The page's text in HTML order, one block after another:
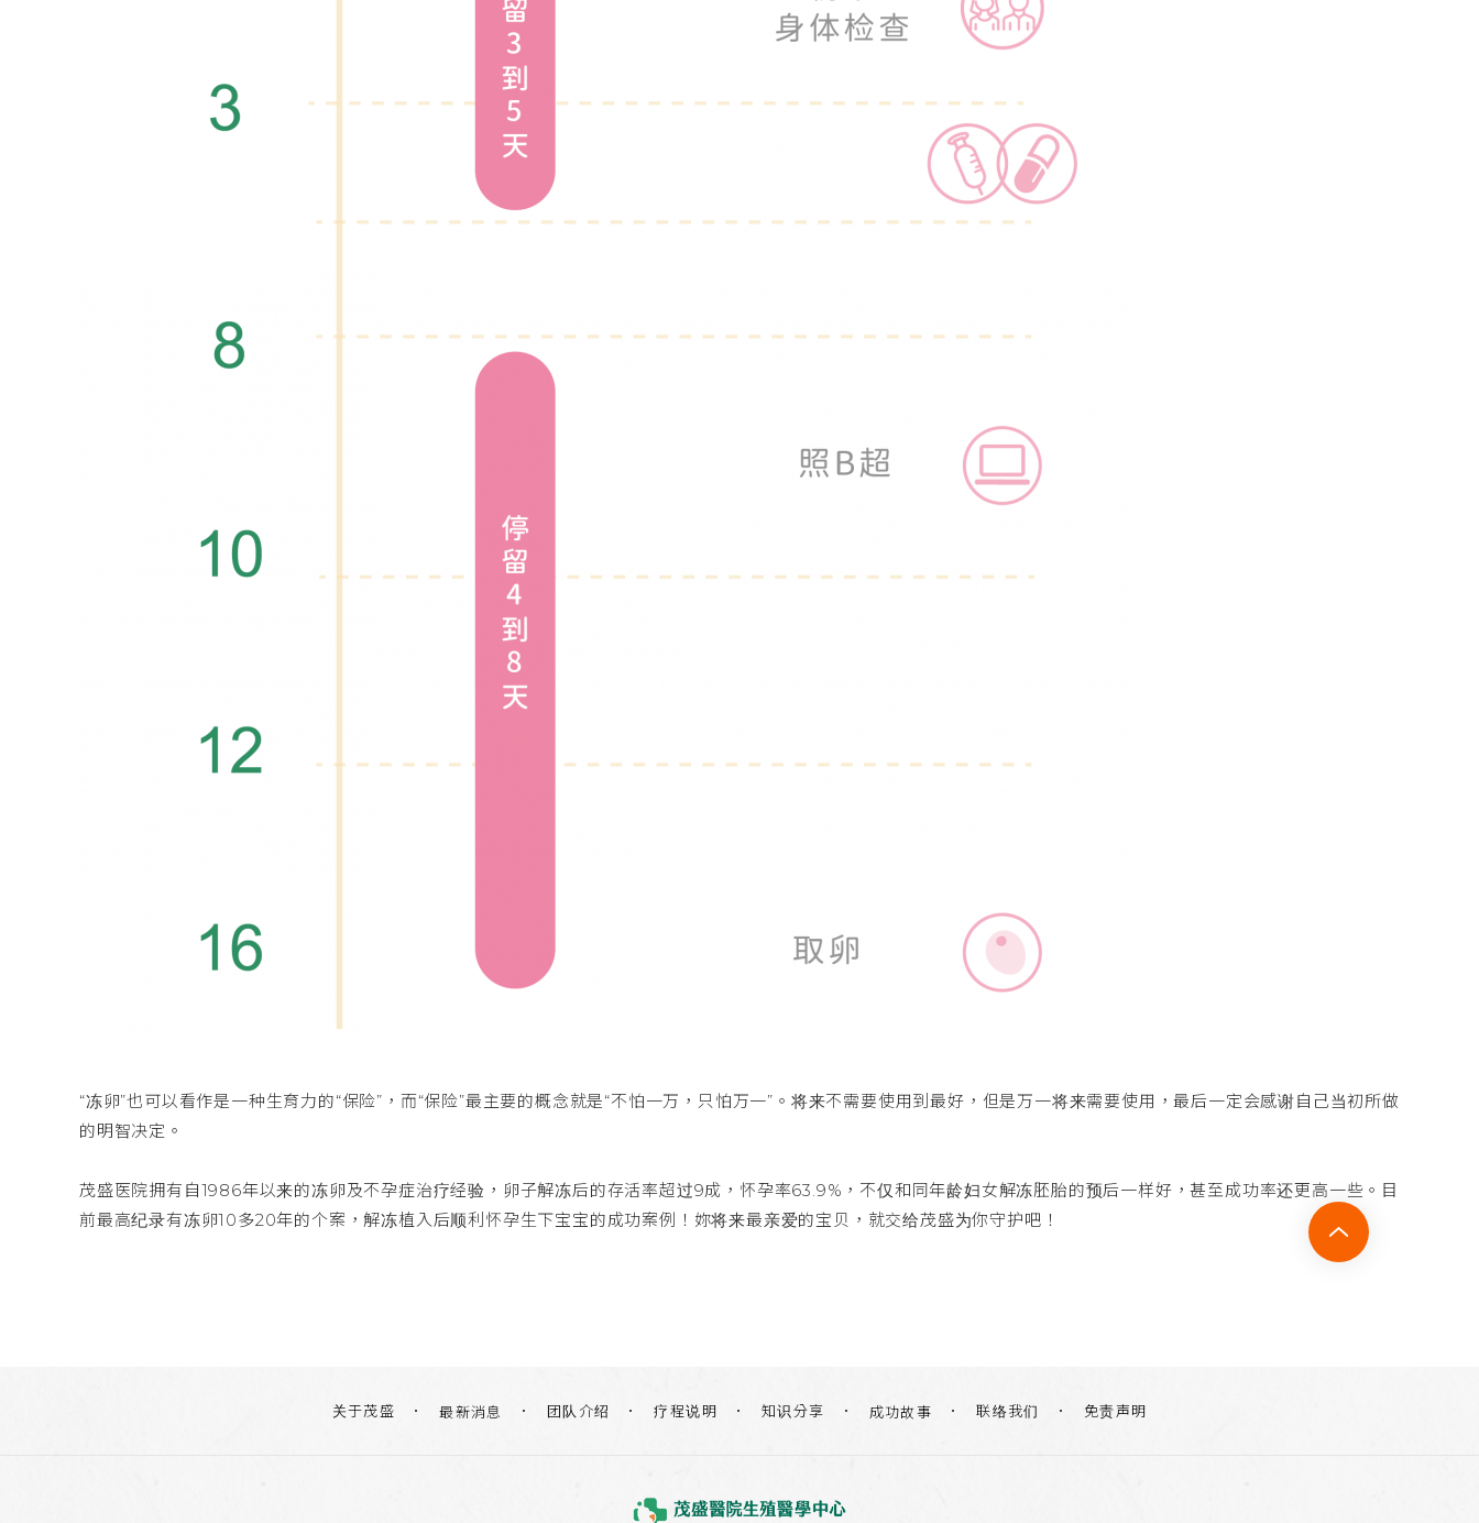
“冻卵”也可以看作是一种生育力的“保险”，而“保险”最主要的概念就是“不怕一万，只怕万一”。将来不需要使用到最好，但是万一将来需要使用，最后一定会感谢自己当初所做
的明智决定。
茂盛医院拥有自1986年以来的冻卵及不孕症治疗经验，卵子解冻后的存活率超过9成，怀孕率63.9%，不仅和同年龄妇女解冻胚胎的预后一样好，甚至成功率还更高一些。目
前最高纪录有冻卵10多20年的个案，解冻植入后顺利怀孕生下宝宝的成功案例！妳将来最亲爱的宝贝，就交给茂盛为你守护吧！
关于茂盛 最新消息 团队介绍 疗程说明 知识分享 成功故事 联络我们 免责声明